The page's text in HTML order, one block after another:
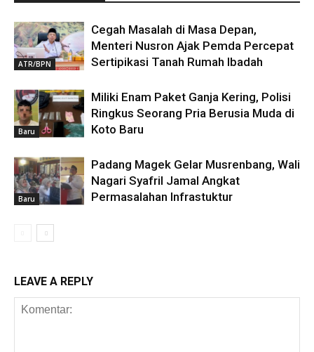
ATR/BPN
Cegah Masalah di Masa Depan,
Menteri Nusron Ajak Pemda Percepat
Sertipikasi Tanah Rumah Ibadah
Baru
Miliki Enam Paket Ganja Kering, Polisi
Ringkus Seorang Pria Berusia Muda di
Koto Baru
Baru
Padang Magek Gelar Musrenbang, Wali
Nagari Syafril Jamal Angkat
Permasalahan Infrastuktur
LEAVE A REPLY